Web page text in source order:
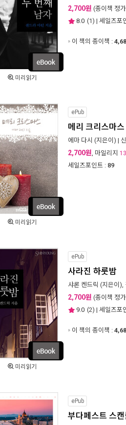
미리읽기
2,700원 (종이책 정가
8.0 (1) | 세일즈포
이 책의 종이책 :
미리읽기
ePub
메리 크리스마스
에마 다시 (지은이) |
2,700원, 마일리지
세일즈포인트 : 89
미리읽기
ePub
사라진 하룻밤
샤론 켄드릭 (지은이),
2,700원 (종이책 정가
9.0 (2) | 세일즈포
이 책의 종이책 :
ePub
부다페스트 스캔